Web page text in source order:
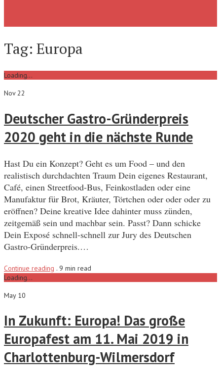
Tag: Europa
Loading...
Nov 22
Deutscher Gastro-Gründerpreis
2020 geht in die nächste Runde
Hast Du ein Konzept? Geht es um Food – und den
realistisch durchdachten Traum Dein eigenes Restaurant,
Café, einen Streetfood-Bus, Feinkostladen oder eine
Manufaktur für Brot, Kräuter, Törtchen oder oder oder zu
eröffnen? Deine kreative Idee dahinter muss zünden,
zeitgemäß sein und machbar sein. Passt? Dann schicke
Dein Exposé schnell-schnell zur Jury des Deutschen
Gastro-Gründerpreis.…
Continue reading . 9 min read
Loading...
May 10
In Zukunft: Europa! Das große
Europafest am 11. Mai 2019 in
Charlottenburg-Wilmersdorf